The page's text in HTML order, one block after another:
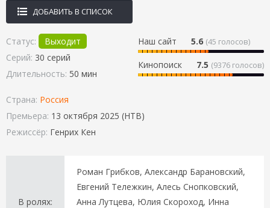
ДОБАВИТЬ В СПИСОК
Наш сайт 5.6 (45 голосов)
Кинопоиск 7.5 (9376 голосов)
Статус:
Выходит
Серий: 30 серий
Длительность: 50 мин
Страна: Россия
Премьера: 13 октября 2025 (НТВ)
Режиссёр: Генрих Кен
В ролях:
Роман Грибков, Александр Барановский,
Евгений Тележкин, Алесь Снопковский,
Анна Лутцева, Юлия Скороход, Инна